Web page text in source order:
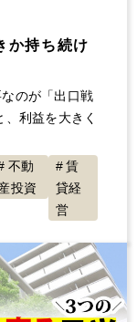
か持ち続け
のが「出口戦
利益を大きく
不動
投資
賃
貸経
営